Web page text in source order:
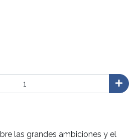
las grandes ambiciones y el